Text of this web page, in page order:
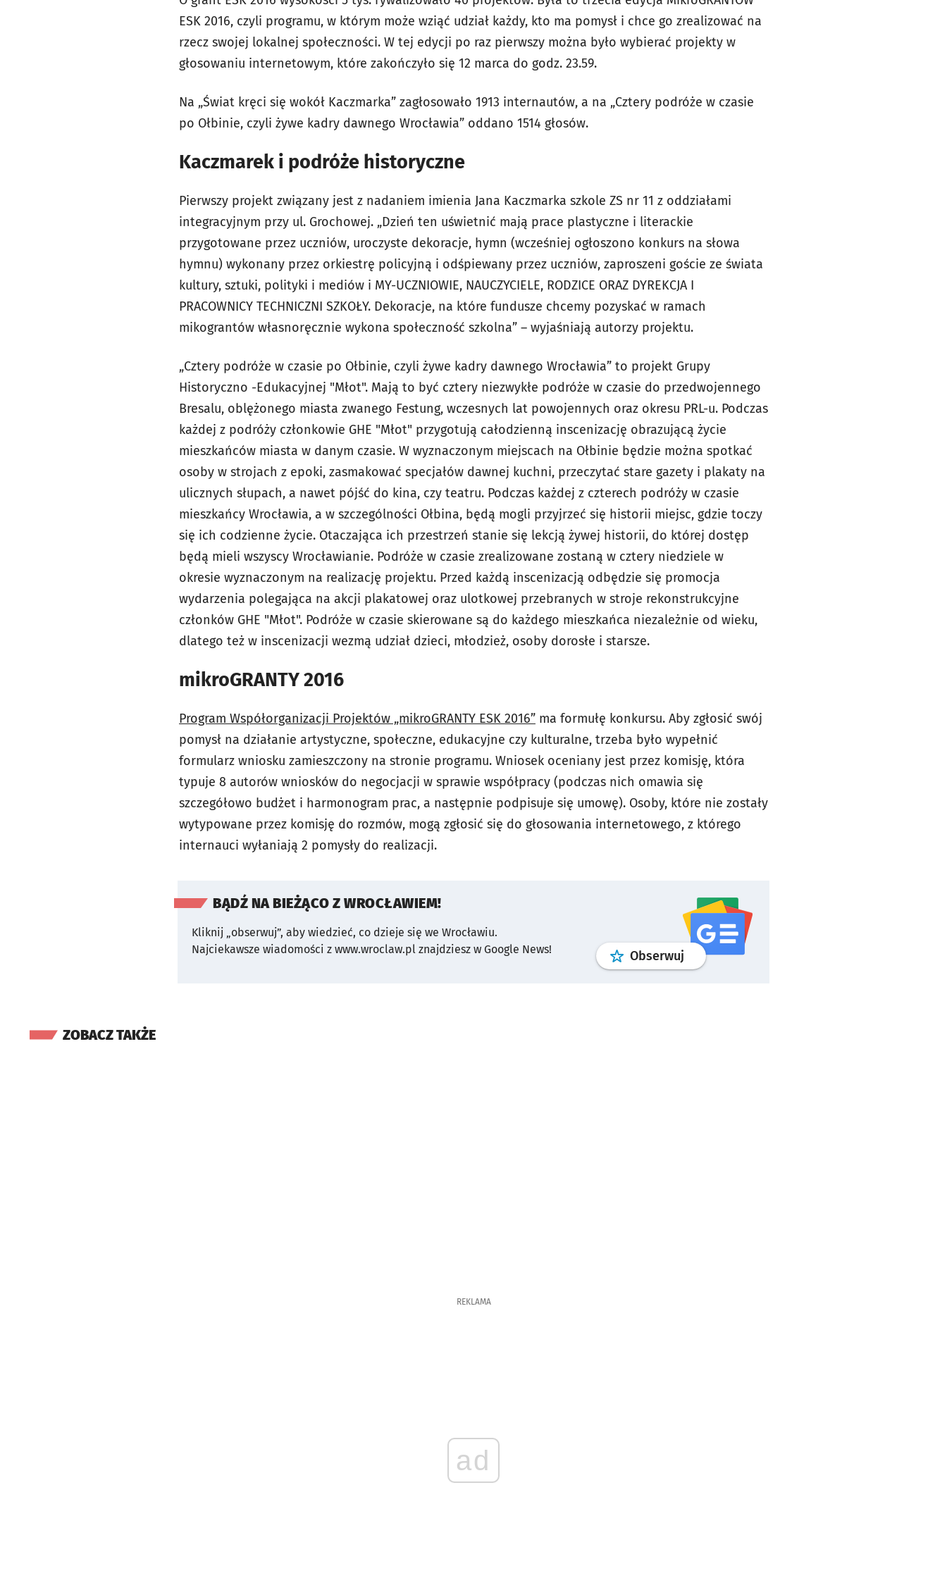
ESK 2016, czyli programu, w którym może wziąć udział każdy, kto ma pomysł i chce go zrealizować na
rzecz swojej lokalnej społeczności. W tej edycji po raz pierwszy można było wybierać projekty w
głosowaniu internetowym, które zakończyło się 12 marca do godz. 23.59.
Na „Świat kręci się wokół Kaczmarka” zagłosowało 1913 internautów, a na „Cztery podróże w czasie
po Ołbinie, czyli żywe kadry dawnego Wrocławia” oddano 1514 głosów.
Kaczmarek i podróże historyczne
Pierwszy projekt związany jest z nadaniem imienia Jana Kaczmarka szkole ZS nr 11 z oddziałami
integracyjnym przy ul. Grochowej. „Dzień ten uświetnić mają prace plastyczne i literackie
przygotowane przez uczniów, uroczyste dekoracje, hymn (wcześniej ogłoszono konkurs na słowa
hymnu) wykonany przez orkiestrę policyjną i odśpiewany przez uczniów, zaproszeni goście ze świata
kultury, sztuki, polityki i mediów i MY-UCZNIOWIE, NAUCZYCIELE, RODZICE ORAZ DYREKCJA I
PRACOWNICY TECHNICZNI SZKOŁY. Dekoracje, na które fundusze chcemy pozyskać w ramach
mikograntów własnoręcznie wykona społeczność szkolna” – wyjaśniają autorzy projektu.
„Cztery podróże w czasie po Ołbinie, czyli żywe kadry dawnego Wrocławia” to projekt Grupy
Historyczno -Edukacyjnej "Młot". Mają to być cztery niezwykłe podróże w czasie do przedwojennego
Bresalu, oblężonego miasta zwanego Festung, wczesnych lat powojennych oraz okresu PRL-u. Podczas
każdej z podróży członkowie GHE "Młot" przygotują całodzienną inscenizację obrazującą życie
mieszkańców miasta w danym czasie. W wyznaczonym miejscach na Ołbinie będzie można spotkać
osoby w strojach z epoki, zasmakować specjałów dawnej kuchni, przeczytać stare gazety i plakaty na
ulicznych słupach, a nawet pójść do kina, czy teatru. Podczas każdej z czterech podróży w czasie
mieszkańcy Wrocławia, a w szczególności Ołbina, będą mogli przyjrzeć się historii miejsc, gdzie toczy
się ich codzienne życie. Otaczająca ich przestrzeń stanie się lekcją żywej historii, do której dostęp
będą mieli wszyscy Wrocławianie. Podróże w czasie zrealizowane zostaną w cztery niedziele w
okresie wyznaczonym na realizację projektu. Przed każdą inscenizacją odbędzie się promocja
wydarzenia polegająca na akcji plakatowej oraz ulotkowej przebranych w stroje rekonstrukcyjne
członków GHE "Młot". Podróże w czasie skierowane są do każdego mieszkańca niezależnie od wieku,
dlatego też w inscenizacji wezmą udział dzieci, młodzież, osoby dorosłe i starsze.
mikroGRANTY 2016
Program Współorganizacji Projektów „mikroGRANTY ESK 2016” ma formułę konkursu. Aby zgłosić swój
pomysł na działanie artystyczne, społeczne, edukacyjne czy kulturalne, trzeba było wypełnić
formularz wniosku zamieszczony na stronie programu. Wniosek oceniany jest przez komisję, która
typuje 8 autorów wniosków do negocjacji w sprawie współpracy (podczas nich omawia się
szczegółowo budżet i harmonogram prac, a następnie podpisuje się umowę). Osoby, które nie zostały
wytypowane przez komisję do rozmów, mogą zgłosić się do głosowania internetowego, z którego
internauci wyłaniają 2 pomysły do realizacji.
BĄDŹ NA BIEŻĄCO Z WROCŁAWIEM!
Kliknij „obserwuj”, aby wiedzieć, co dzieje się we Wrocławiu.
Najciekawsze wiadomości z www.wroclaw.pl znajdziesz w Google News!
Obserwuj profilgoogle news
ZOBACZ TAKŻE
REKLAMA
ad